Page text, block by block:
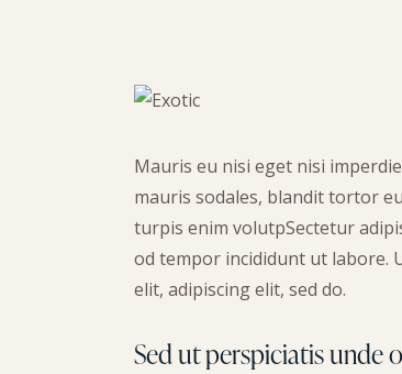
Mauris eu nisi eget nisi
mauris sodales, blandit tortor
turpis enim volutpSectetur
od tempor incididunt ut labore.
elit, adipiscing elit, sed do.
Sed ut perspiciatis unde